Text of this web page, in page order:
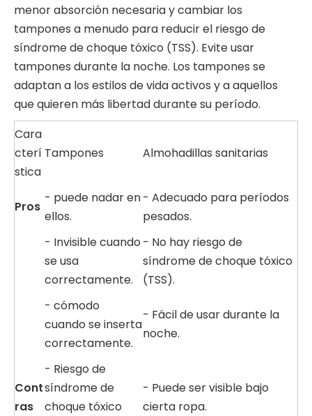
menor absorción necesaria y cambiar los
tampones a menudo para reducir el riesgo de
síndrome de choque tóxico (TSS). Evite usar
tampones durante la noche. Los tampones se
adaptan a los estilos de vida activos y a aquellos
que quieren más libertad durante su período.
Cara
cterí
stica
Tampones Almohadillas sanitarias
Pros
- puede nadar en
ellos.
- Adecuado para períodos
pesados.
- Invisible cuando
se usa
correctamente.
- No hay riesgo de
síndrome de choque tóxico
(TSS).
- cómodo
cuando se inserta
correctamente.
- Fácil de usar durante la
noche.
Cont
ras
- Riesgo de
síndrome de
choque tóxico
- Puede ser visible bajo
cierta ropa.